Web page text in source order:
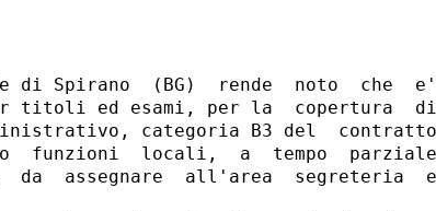
di Spirano  (BG)  rende  noto  che  e'
titoli ed esami, per la  copertura  di
categoria B3 del  contratto
funzioni  locali,  a  tempo  parziale
da  assegnare  all'area  segreteria  e